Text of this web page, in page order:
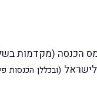
הכנסה (מקדמות בשל
(ובכללן הכנסות